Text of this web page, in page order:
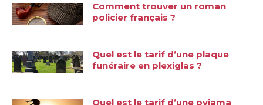
Comment trouver un roman
policier français ?
Quel est le tarif d’une plaque
funéraire en plexiglas ?
Quel est le tarif d’une pyjama